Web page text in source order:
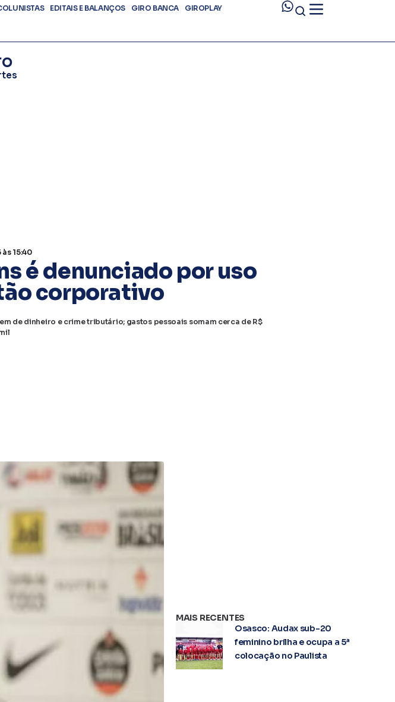
EDITAIS E BALANÇOS GIRO BANCA GIROPLAY
às 15:40
é denunciado por uso
corporativo
de dinheiro e crime tributário; gastos pessoais somam cerca de R$
MAIS RECENTES
Osasco: Audax sub-20
feminino brilha e ocupa a 5ª
colocação no Paulista